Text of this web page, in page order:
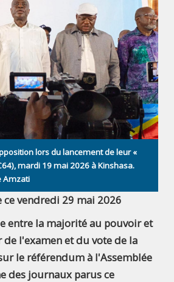
lors du lancement de leur «
mardi 19 mai 2026 à Kinshasa.
Amzati
ce vendredi 29 mai 2026
entre la majorité au pouvoir et
l'examen et du vote de la
le référendum à l'Assemblée
des journaux parus ce